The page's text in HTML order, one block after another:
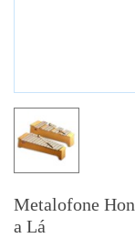
Metalofone
a Lá